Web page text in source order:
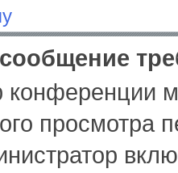
конференции
просмотра